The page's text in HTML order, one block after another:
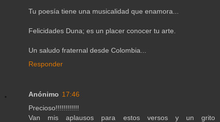
Tu poesía tiene una musicalidad que enamora...
Felicidades Duna; es un placer conocer tu arte.
Un saludo fraternal desde Colombia...
Responder
Anónimo 17:46
Precioso!!!!!!!!!!!!
Van mis aplausos para estos versos y un grito